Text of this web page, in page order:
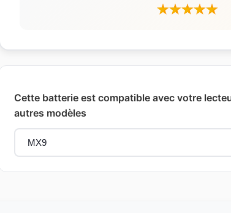
Cette batterie est compatible avec votre
autres modèles